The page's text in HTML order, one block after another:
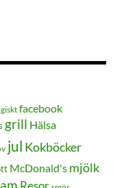
facebook
grill Hälsa
jul Kokböcker
McDonald's mjölk